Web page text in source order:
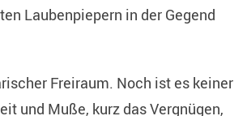
Laubenpiepern in der Gegend
Freiraum. Noch ist es keiner
und Muße, kurz das Vergnügen,